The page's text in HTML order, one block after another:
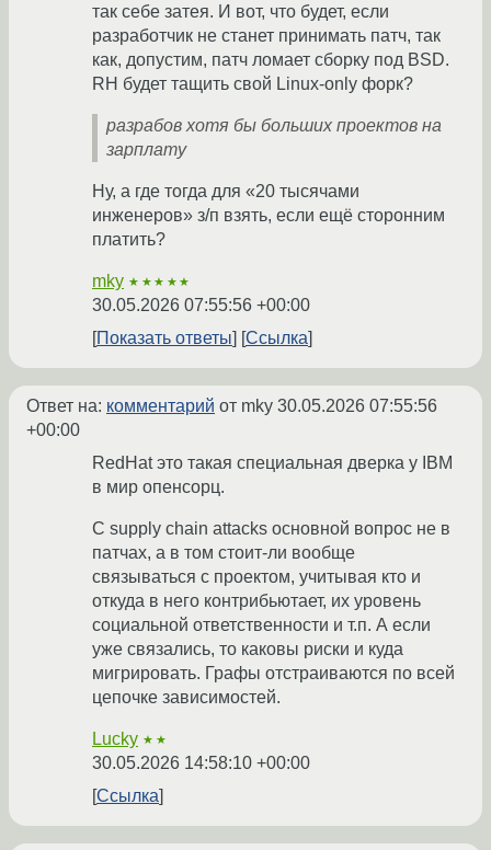
так себе затея. И вот, что будет, если
разработчик не станет принимать патч, так
как, допустим, патч ломает сборку под BSD.
RH будет тащить свой Linux-only форк?
разрабов хотя бы больших проектов на
зарплату
Ну, а где тогда для «20 тысячами
инженеров» з/п взять, если ещё сторонним
платить?
mky ★★★★★
30.05.2026 07:55:56 +00:00
Показать ответы
Ссылка
Ответ на: комментарий от mky 30.05.2026 07:55:56
+00:00
RedHat это такая специальная дверка у IBM
в мир опенсорц.
С supply chain attacks основной вопрос не в
патчах, а в том стоит-ли вообще
связываться с проектом, учитывая кто и
откуда в него контрибьютает, их уровень
социальной ответственности и т.п. А если
уже связались, то каковы риски и куда
мигрировать. Графы отстраиваются по всей
цепочке зависимостей.
Lucky ★★
30.05.2026 14:58:10 +00:00
Ссылка